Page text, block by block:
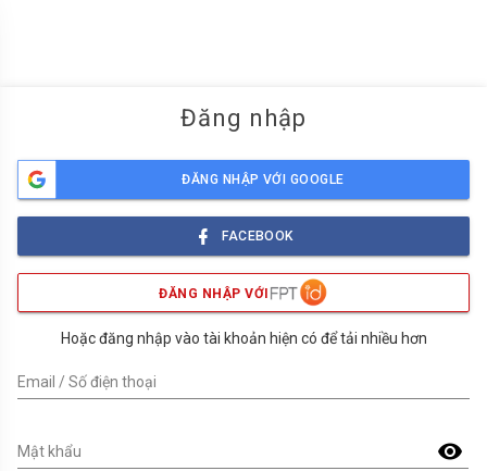
Đăng nhập
ĐĂNG NHẬP VỚI GOOGLE
FACEBOOK
ĐĂNG NHẬP VỚI
Hoặc đăng nhập vào tài khoản hiện có để tải nhiều hơn
Email / Số điện thoại
visibility
Mật khẩu